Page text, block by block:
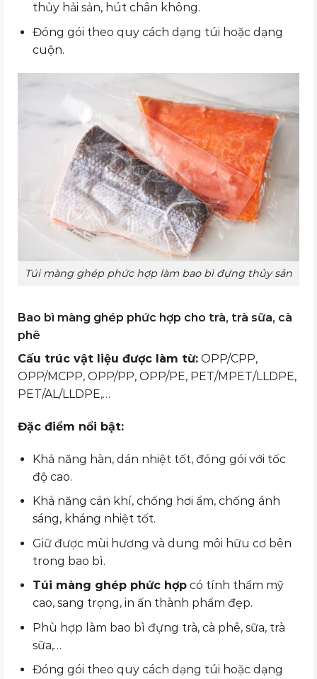
thủy hải sản, hút chân không.
Đóng gói theo quy cách dạng túi hoặc dạng
cuộn.
Túi màng ghép phức hợp làm bao bì đựng thủy sản
Bao bì màng ghép phức hợp cho trà, trà sữa, cà
phê
Cấu trúc vật liệu được làm từ: OPP/CPP,
OPP/MCPP, OPP/PP, OPP/PE, PET/MPET/LLDPE,
PET/AL/LLDPE,…
Đặc điểm nổi bật:
Khả năng hàn, dán nhiệt tốt, đóng gói với tốc
độ cao.
Khả năng cản khí, chống hơi ẩm, chống ánh
sáng, kháng nhiệt tốt.
Giữ được mùi hương và dung môi hữu cơ bên
trong bao bì.
Túi màng ghép phức hợpcó tính thẩm mỹ
cao, sang trọng, in ấn thành phẩm đẹp.
Phù hợp làm bao bì đựng trà, cà phê, sữa, trà
sữa,…
Đóng gói theo quy cách dạng túi hoặc dạng